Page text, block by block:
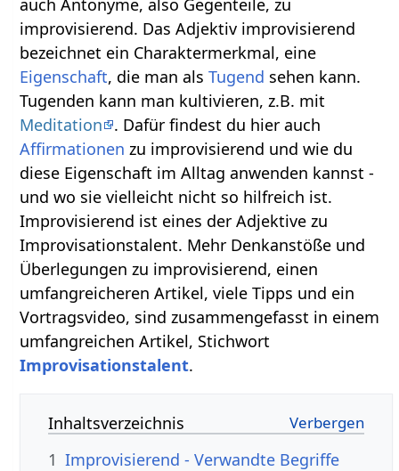
auch Antonyme, also Gegenteile, zu
improvisierend. Das Adjektiv improvisierend
bezeichnet ein Charaktermerkmal, eine
Eigenschaft, die man alsTugend sehen kann.
Tugenden kann man kultivieren, z.B. mit
Meditation
. Dafür findest du hier auch
Affirmationen zu improvisierend und wie du
diese Eigenschaft im Alltag anwenden kannst -
und wo sie vielleicht nicht so hilfreich ist.
Improvisierend ist eines der Adjektive zu
Improvisationstalent. Mehr Denkanstöße und
Überlegungen zu improvisierend, einen
umfangreicheren Artikel, viele Tipps und ein
Vortragsvideo, sind zusammengefasst in einem
umfangreichen Artikel, Stichwort
Improvisationstalent.
Inhaltsverzeichnis
1 Improvisierend - Verwandte Begriffe